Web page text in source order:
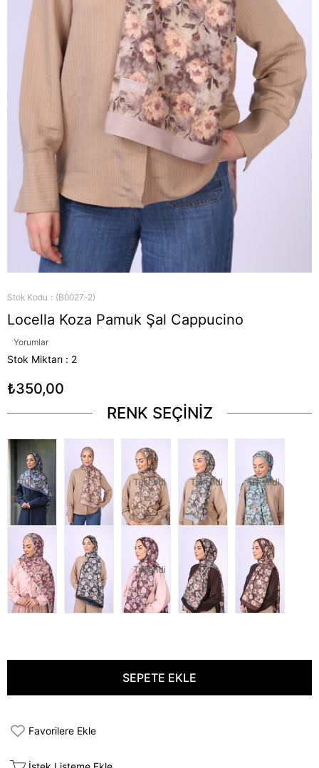
Stok Kodu (B0027-2)
Locella Koza Pamuk Şal Cappucino
Yorumlar
Stok Miktarı : 2
₺350,00
RENK SEÇİNİZ
Tükendi Tükendi Tükendi Tükendi
Tükendi
Favorilere Ekle